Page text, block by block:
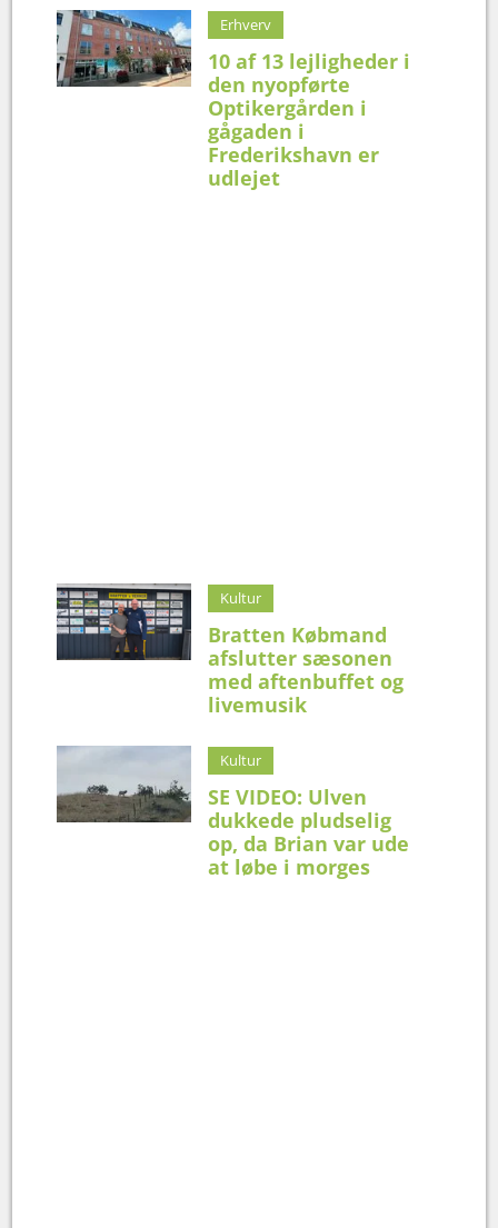
Erhverv
10 af 13 lejligheder i
den nyopførte
Optikergården i
gågaden i
Frederikshavn er
udlejet
Kultur
Bratten Købmand
afslutter sæsonen
med aftenbuffet og
livemusik
Kultur
SE VIDEO: Ulven
dukkede pludselig
op, da Brian var ude
at løbe i morges